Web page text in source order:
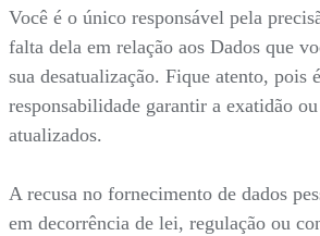
Você é o único responsável pela
falta dela em relação aos Dados que
sua desatualização. Fique atento, pois
responsabilidade garantir a exatidão
atualizados.
A recusa no fornecimento de dados
em decorrência de lei, regulação ou